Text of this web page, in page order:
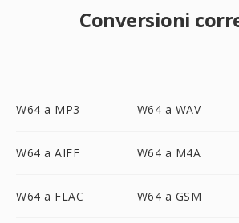
Conversioni
W64 a MP3 W64 a WAV
W64 a AIFF W64 a M4A
W64 a FLAC W64 a GSM